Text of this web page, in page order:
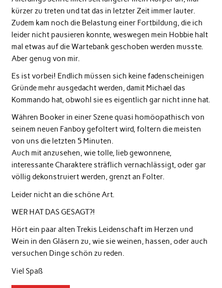
kürzer zu treten und tat das in letzter Zeit immer lauter.
Zudem kam noch die Belastung einer Fortbildung, die ich
leider nicht pausieren konnte, weswegen mein Hobbie halt
mal etwas auf die Wartebank geschoben werden musste.
Aber genug von mir.
Es ist vorbei! Endlich müssen sich keine fadenscheinigen
Gründe mehr ausgedacht werden, damit Michael das
Kommando hat, obwohl sie es eigentlich gar nicht inne hat.
Währen Booker in einer Szene quasi homöopathisch von
seinem neuen Fanboy gefoltert wird, foltern die meisten
von uns die letzten 5 Minuten.
Auch mit anzusehen, wie tolle, lieb gewonnene,
interessante Charaktere sträflich vernachlässigt, oder gar
völlig dekonstruiert werden, grenzt an Folter.
Leider nicht an die schöne Art.
WER HAT DAS GESAGT?!
Hört ein paar alten Trekis Leidenschaft im Herzen und
Wein in den Gläsern zu, wie sie weinen, hassen, oder auch
versuchen Dinge schön zu reden.
Viel Spaß